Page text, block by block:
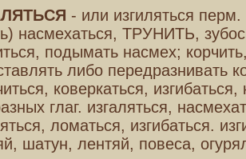
- или изгиляться
насмехаться, ТРУНИТЬ,
подымать насмех;
либо передразнивать
коверкаться, изгибаться,
глаг. изгаляться,
ломаться, изгибаться.
шатун, лентяй, повеса,